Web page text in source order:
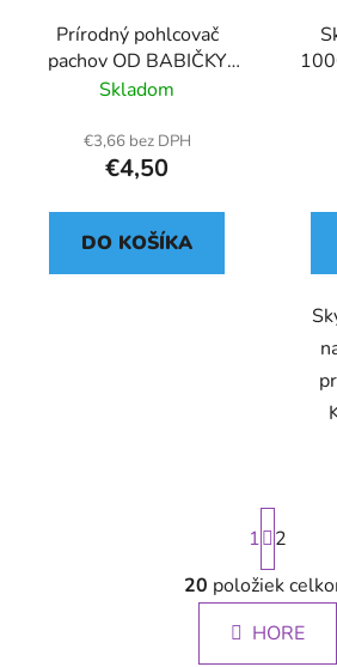
Prírodný pohlcovač
pachov OD BABIČKY
Neutral
Skladom
€3,66 bez DPH
€4,50
DO KOŠÍKA
O
v
l
S
t
r
á
n
k
1
2
20 položiek
HORE